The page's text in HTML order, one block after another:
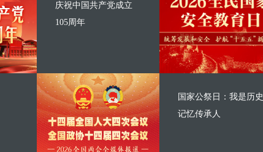
庆祝中国共产党成立
105周年
国家公祭日：我是历史
记忆传承人